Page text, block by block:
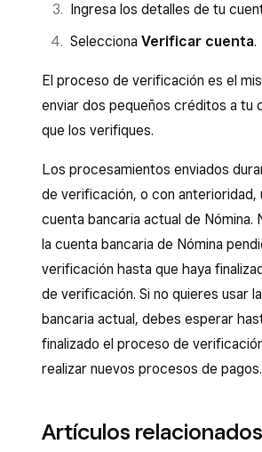
Ingresa los detalles de tu
Selecciona Verificar cuenta.
El proceso de verificación es el
enviar dos pequeños créditos a tu
que los verifiques.
Los procesamientos enviados
de verificación, o con anterioridad,
cuenta bancaria actual de Nómina.
la cuenta bancaria de Nómina
verificación hasta que haya
de verificación. Si no quieres usar
bancaria actual, debes esperar
finalizado el proceso de
realizar nuevos procesos de pagos.
Artículos relacionados